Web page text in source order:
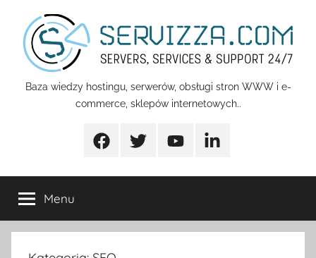
treści
Servizza
Pomoc
Baza wiedzy hostingu, serwerów, obsługi stron WWW i e-
commerce, sklepów internetowych..
FacebookTwitter YoutubeLinkedin
Menu